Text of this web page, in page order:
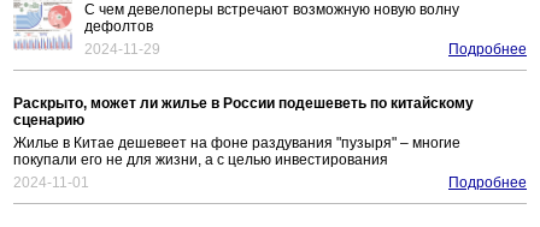
С чем девелоперы встречают возможную новую волну
дефолтов
2024-11-29
Подробнее
Раскрыто, может ли жилье в России подешеветь по китайскому
сценарию
Жилье в Китае дешевеет на фоне раздувания "пузыря" – многие
покупали его не для жизни, а с целью инвестирования
2024-11-01
Подробнее